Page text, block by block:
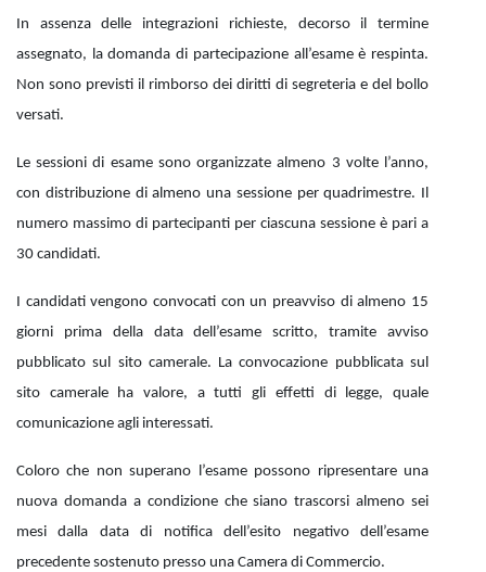
In assenza delle integrazioni richieste, decorso il termine
assegnato, la domanda di partecipazione all’esame è respinta.
Non sono previsti il rimborso dei diritti di segreteria e del bollo
versati.
Le sessioni di esame sono organizzate almeno 3 volte l’anno,
con distribuzione di almeno una sessione per quadrimestre. Il
numero massimo di partecipanti per ciascuna sessione è pari a
30 candidati.
I candidati vengono convocati con un preavviso di almeno 15
giorni prima della data dell’esame scritto, tramite avviso
pubblicato sul sito camerale. La convocazione pubblicata sul
sito camerale ha valore, a tutti gli effetti di legge, quale
comunicazione agli interessati.
Coloro che non superano l’esame possono ripresentare una
nuova domanda a condizione che siano trascorsi almeno sei
mesi dalla data di notifica dell’esito negativo dell’esame
precedente sostenuto presso una Camera di Commercio.